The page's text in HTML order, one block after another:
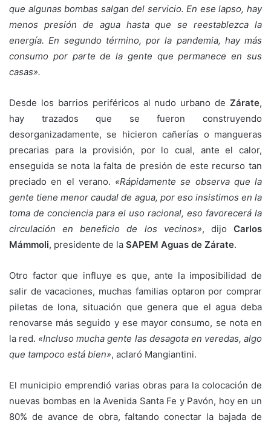
que algunas bombas salgan del servicio. En ese lapso, hay
menos presión de agua hasta que se reestablezca la
energía. En segundo término, por la pandemia, hay más
consumo por parte de la gente que permanece en sus
casas».
Desde los barrios periféricos al nudo urbano de Zárate,
hay trazados que se fueron construyendo
desorganizadamente, se hicieron cañerías o mangueras
precarias para la provisión, por lo cual, ante el calor,
enseguida se nota la falta de presión de este recurso tan
preciado en el verano. «Rápidamente se observa que la
gente tiene menor caudal de agua, por eso insistimos en la
toma de conciencia para el uso racional, eso favorecerá la
circulación en beneficio de los vecinos», dijoCarlos
Mámmoli, presidente de la SAPEM Aguas de Zárate.
Otro factor que influye es que, ante la imposibilidad de
salir de vacaciones, muchas familias optaron por comprar
piletas de lona, situación que genera que el agua deba
renovarse más seguido y ese mayor consumo, se nota en
la red. «Incluso mucha gente las desagota en veredas, algo
que tampoco está bien», aclaró Mangiantini.
El municipio emprendió varias obras para la colocación de
nuevas bombas en la Avenida Santa Fe y Pavón, hoy en un
80% de avance de obra, faltando conectar la bajada de